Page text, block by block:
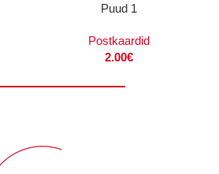
Puud 1
Postkaardid
2.00€